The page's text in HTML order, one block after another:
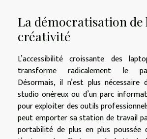
La démocratisation de
créativité
L’accessibilité croissante des
transforme radicalement le
Désormais, il n’est plus nécessaire
studio onéreux ou d’un parc
pour exploiter des outils
peut emporter sa station de travail
portabilité de plus en plus poussée